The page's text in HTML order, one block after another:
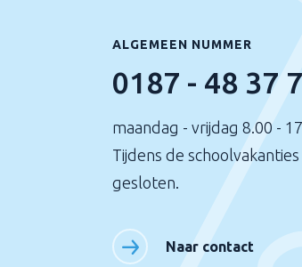
ALGEMEEN NUMMER
0187 - 48 37
maandag - vrijdag 8.00 -
Tijdens de
gesloten.
Naar contact